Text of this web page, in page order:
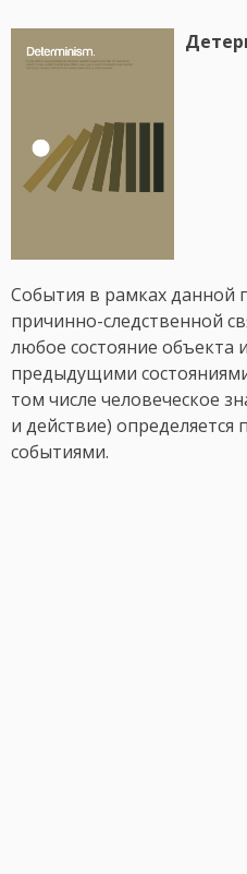
События в рамках данной
причинно-следственной
любое состояние объекта
предыдущими
том числе человеческое
и действие)
событиями.